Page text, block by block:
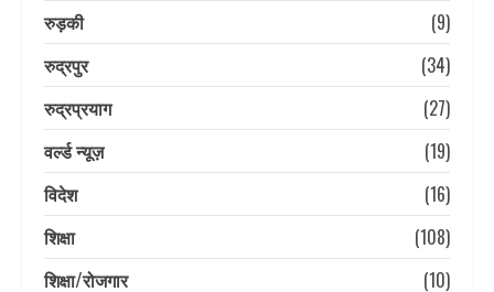
रुड़की
(9)
रुद्रपुर
(34)
रुद्रप्रयाग
(27)
वर्ल्ड न्यूज़
(19)
विदेश
(16)
शिक्षा
(108)
शिक्षा/रोजगार
(10)